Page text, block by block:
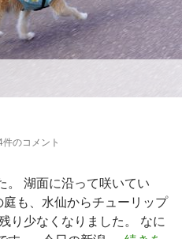
件のコメント
。 湖面に沿って咲いてい
も、水仙からチューリップ
り少なくなりました。 なに